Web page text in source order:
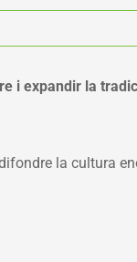
i expandir la
la cultura